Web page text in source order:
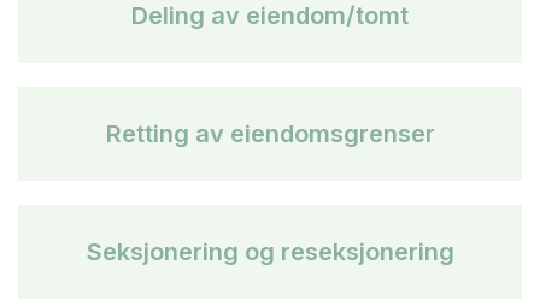
Deling av eiendom/tomt
Retting av eiendomsgrenser
Seksjonering og reseksjonering